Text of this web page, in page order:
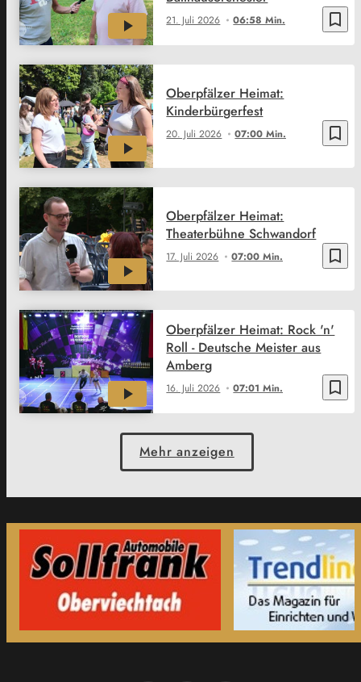
bookmark_border
21. Juli 2026 06:58 Min.
bookmark_border
20. Juli 2026 07:00 Min.
Oberpfälzer Heimat:
Kinderbürgerfest
bookmark_border
17. Juli 2026 07:00 Min.
Oberpfälzer Heimat:
Theaterbühne Schwandorf
bookmark_border
16. Juli 2026 07:01 Min.
Oberpfälzer Heimat: Rock 'n'
Roll - Deutsche Meister aus
Amberg
Mehr anzeigen